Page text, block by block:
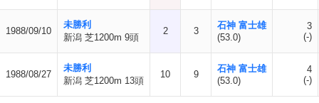
1988/09/10
未勝利
新潟 芝1200m 9頭
2 3
石神 富士雄
(53.0)
3
(-)
1988/08/27
未勝利
新潟 芝1200m 13頭
10 9
石神 富士雄
(53.0)
4
(-)